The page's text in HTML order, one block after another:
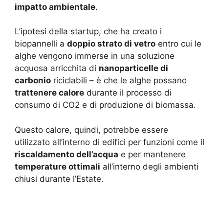
impatto ambientale.
L’ipotesi della startup, che ha creato i
biopannelli a doppio strato di vetro entro cui le
alghe vengono immerse in una soluzione
acquosa arricchita di nanoparticelle di
carbonio riciclabili – è che le alghe possano
trattenere calore durante il processo di
consumo di CO2 e di produzione di biomassa.
Questo calore, quindi, potrebbe essere
utilizzato all’interno di edifici per funzioni come il
riscaldamento dell’acqua e per mantenere
temperature ottimali all’interno degli ambienti
chiusi durante l’Estate.